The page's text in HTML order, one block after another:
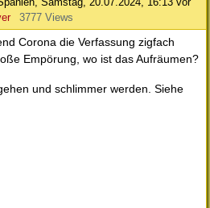
3777 Views
Corona die Verfassung zigfach
Empörung, wo ist das Aufräumen?
und schlimmer werden. Siehe